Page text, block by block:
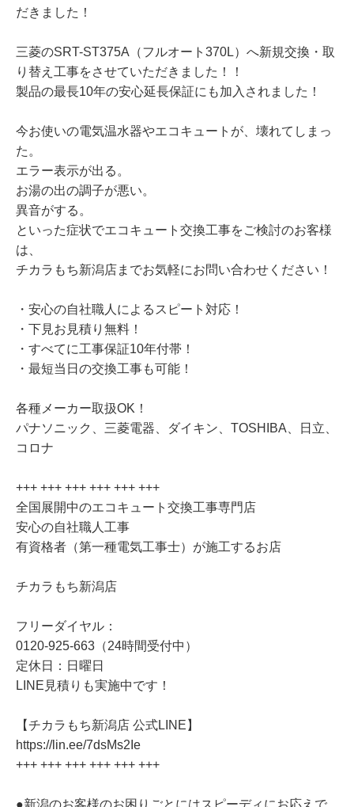
だきました！
三菱のSRT-ST375A（フルオート370L）へ新規交換・取
り替え工事をさせていただきました！！
製品の最長10年の安心延長保証にも加入されました！
今お使いの電気温水器やエコキュートが、壊れてしまっ
た。
エラー表示が出る。
お湯の出の調子が悪い。
異音がする。
といった症状でエコキュート交換工事をご検討のお客様
は、
チカラもち新潟店までお気軽にお問い合わせください！
・安心の自社職人によるスピート対応！
・下見お見積り無料！
・すべてに工事保証10年付帯！
・最短当日の交換工事も可能！
各種メーカー取扱OK！
パナソニック、三菱電器、ダイキン、TOSHIBA、日立、
コロナ
+++ +++ +++ +++ +++ +++
全国展開中のエコキュート交換工事専門店
安心の自社職人工事
有資格者（第一種電気工事士）が施工するお店
チカラもち新潟店
フリーダイヤル：
0120-925-663（24時間受付中）
定休日：日曜日
LINE見積りも実施中です！
【チカラもち新潟店 公式LINE】
https://lin.ee/7dsMs2Ie
+++ +++ +++ +++ +++ +++
●新潟のお客様のお困りごとにはスピーディにお応えで